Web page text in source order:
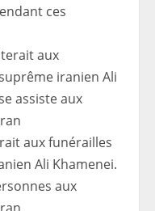
ces
aux funérailles
Ali Khamenei.
aux